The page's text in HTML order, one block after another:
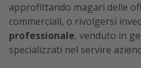
approfittando magari delle
commerciali, o rivolgersi
professionale, venduto in
specializzati nel servire